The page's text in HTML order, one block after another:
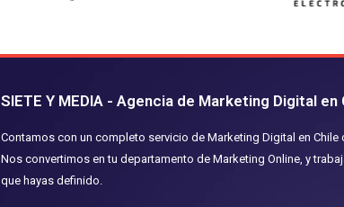
SIETE Y MEDIA - Agencia de Marketing Digital en
Contamos con un completo servicio de Marketing Digital en Chile
Nos convertimos en tu departamento de Marketing Online, y
que hayas definido.